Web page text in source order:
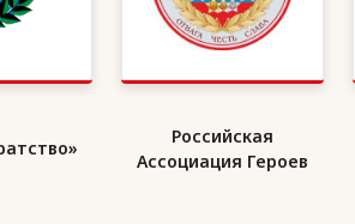
Российская
Ассоциация Героев